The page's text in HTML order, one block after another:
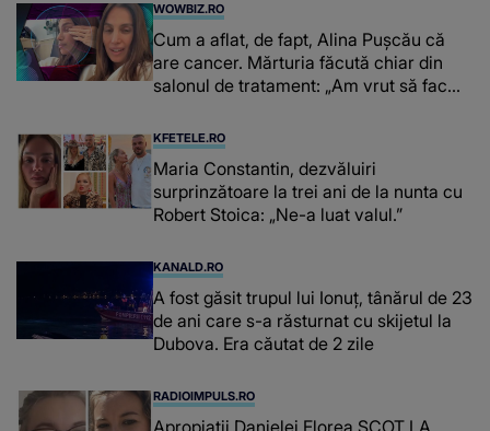
WOWBIZ.RO
Cum a aflat, de fapt, Alina Pușcău că
are cancer. Mărturia făcută chiar din
salonul de tratament: „Am vrut să fac
înțepe sânul”
KFETELE.RO
Maria Constantin, dezvăluiri
surprinzătoare la trei ani de la nunta cu
Robert Stoica: „Ne-a luat valul.”
KANALD.RO
A fost găsit trupul lui Ionuț, tânărul de 23
de ani care s-a răsturnat cu skijetul la
Dubova. Era căutat de 2 zile
RADIOIMPULS.RO